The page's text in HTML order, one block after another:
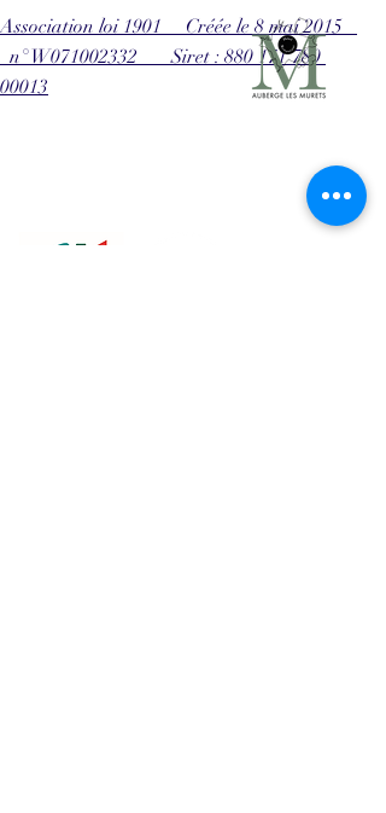
Association loi 1901 Créée le 8 mai 2015
n° W071002332 Siret : 880 171 780
00013